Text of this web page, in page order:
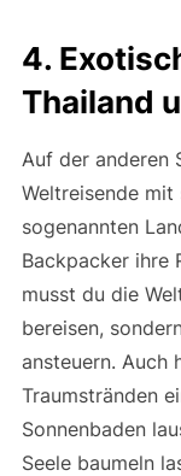
4.
Thailand
Auf der anderen
Weltreisende mit
sogenannten
Backpacker ihre
musst du die
bereisen,
ansteuern. Auch
Traumstränden
Sonnenbaden
Seele baumeln